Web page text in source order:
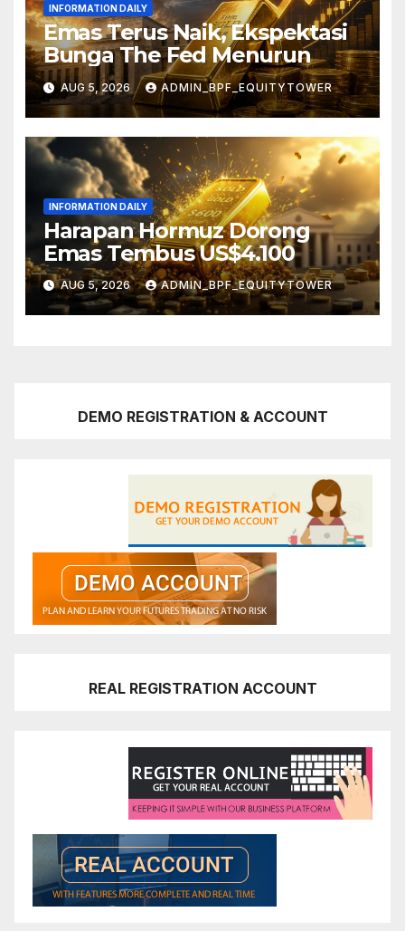
INFORMATION DAILY
Emas Terus Naik, Ekspektasi
Bunga The Fed Menurun
AUG 5, 2026 ADMIN_BPF_EQUITYTOWER
INFORMATION DAILY
Harapan Hormuz Dorong
Emas Tembus US$4.100
AUG 5, 2026 ADMIN_BPF_EQUITYTOWER
DEMO REGISTRATION & ACCOUNT
REAL REGISTRATION ACCOUNT